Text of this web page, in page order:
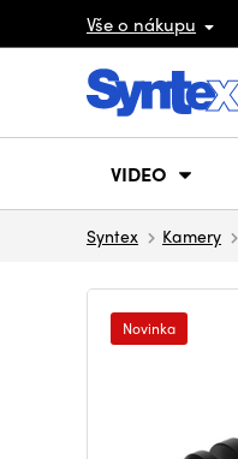
Vše o nákupu
VIDEO
Syntex Kamery
Novinka